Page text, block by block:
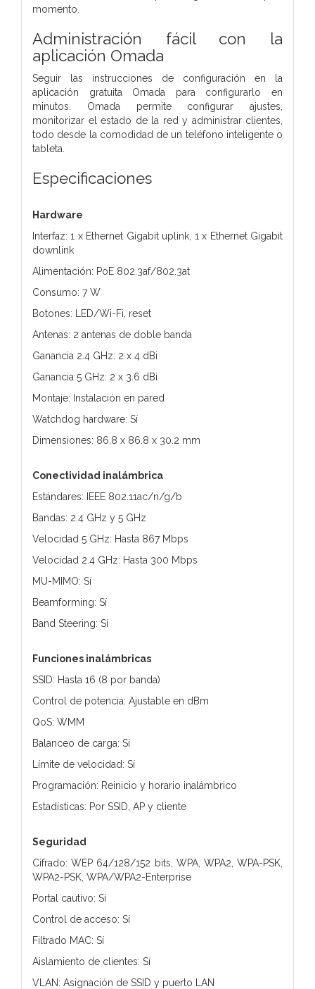
momento.
Administración fácil con la
aplicación Omada
Seguir las instrucciones de configuración en la
aplicación gratuita Omada para configurarlo en
minutos. Omada permite configurar ajustes,
monitorizar el estado de la red y administrar clientes,
todo desde la comodidad de un teléfono inteligente o
tableta.
Especificaciones
Hardware
Interfaz: 1 x Ethernet Gigabit uplink, 1 x Ethernet Gigabit
downlink
Alimentación: PoE 802.3af/802.3at
Consumo: 7 W
Botones: LED/Wi-Fi, reset
Antenas: 2 antenas de doble banda
Ganancia 2.4 GHz: 2 x 4 dBi
Ganancia 5 GHz: 2 x 3.6 dBi
Montaje: Instalación en pared
Watchdog hardware: Sí
Dimensiones: 86.8 x 86.8 x 30.2 mm
Conectividad inalámbrica
Estándares: IEEE 802.11ac/n/g/b
Bandas: 2.4 GHz y 5 GHz
Velocidad 5 GHz: Hasta 867 Mbps
Velocidad 2.4 GHz: Hasta 300 Mbps
MU-MIMO: Sí
Beamforming: Sí
Band Steering: Sí
Funciones inalámbricas
SSID: Hasta 16 (8 por banda)
Control de potencia: Ajustable en dBm
QoS: WMM
Balanceo de carga: Sí
Límite de velocidad: Sí
Programación: Reinicio y horario inalámbrico
Estadísticas: Por SSID, AP y cliente
Seguridad
Cifrado: WEP 64/128/152 bits, WPA, WPA2, WPA-PSK,
WPA2-PSK, WPA/WPA2-Enterprise
Portal cautivo: Sí
Control de acceso: Sí
Filtrado MAC: Sí
Aislamiento de clientes: Sí
VLAN: Asignación de SSID y puerto LAN